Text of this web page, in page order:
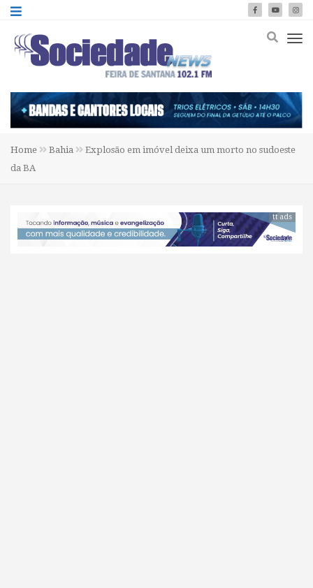
Home Bahia
Explosão em imóvel deixa um morto no sudoeste
da BA
tt ads